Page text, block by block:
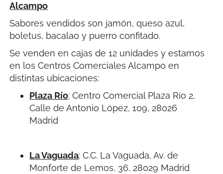
Alcampo
Sabores vendidos son jamón, queso azul,
boletus, bacalao y puerro confitado.
Se venden en cajas de 12 unidades y estamos
en los Centros Comerciales Alcampo en
distintas ubicaciones:
Plaza Río:Centro Comercial Plaza Río 2,
Calle de Antonio López, 109, 28026
Madrid
La Vaguada:C.C. La Vaguada, Av. de
Monforte de Lemos, 36, 28029 Madrid